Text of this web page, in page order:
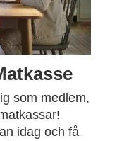
som medlem,
idag och få